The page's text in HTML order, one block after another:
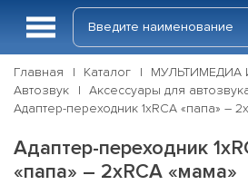
Главная Каталог
МУЛЬТИМЕДИА
Автозвук
Аксессуары для
Адаптер-переходник 1хRCA «папа» –
Адаптер-переходник
«папа» – 2хRCA «мама»